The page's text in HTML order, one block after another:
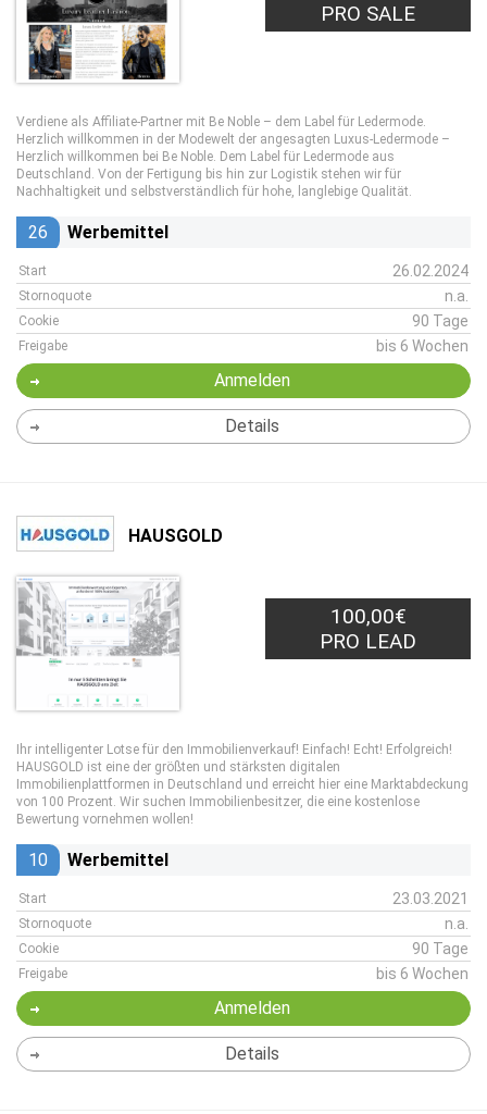
PRO SALE
Verdiene als Affiliate-Partner mit Be Noble – dem Label für Ledermode.
Herzlich willkommen in der Modewelt der angesagten Luxus-Ledermode –
Herzlich willkommen bei Be Noble. Dem Label für Ledermode aus
Deutschland. Von der Fertigung bis hin zur Logistik stehen wir für
Nachhaltigkeit und selbstverständlich für hohe, langlebige Qualität.
26 Werbemittel
Start 26.02.2024
Stornoquote n.a.
Cookie 90 Tage
Freigabe bis 6 Wochen
Anmelden
Details
HAUSGOLD
100,00€
PRO LEAD
Ihr intelligenter Lotse für den Immobilienverkauf! Einfach! Echt! Erfolgreich!
HAUSGOLD ist eine der größten und stärksten digitalen
Immobilienplattformen in Deutschland und erreicht hier eine Marktabdeckung
von 100 Prozent. Wir suchen Immobilienbesitzer, die eine kostenlose
Bewertung vornehmen wollen!
10 Werbemittel
Start 23.03.2021
Stornoquote n.a.
Cookie 90 Tage
Freigabe bis 6 Wochen
Anmelden
Details